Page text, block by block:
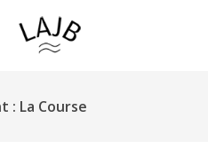
: La Course